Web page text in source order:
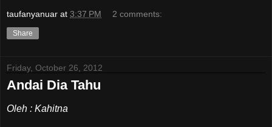
taufanyanuar at 3:37 PM 2 comments:
Share
Friday, October 26, 2012
Andai Dia Tahu
Oleh : Kahitna